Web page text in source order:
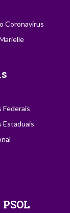
Coronavírus
Federais
Estaduais